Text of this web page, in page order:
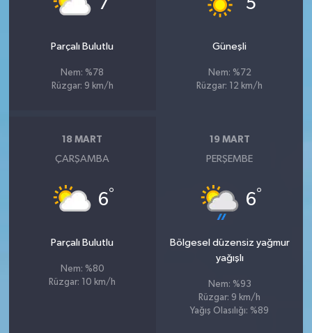
7
Parçalı Bulutlu
Nem: %78
Rüzgar: 9 km/h
5
Güneşli
Nem: %72
Rüzgar: 12 km/h
18 MART
ÇARŞAMBA
6°
Parçalı Bulutlu
Nem: %80
Rüzgar: 10 km/h
19 MART
PERŞEMBE
6°
Bölgesel düzensiz yağmur
yağışlı
Nem: %93
Rüzgar: 9 km/h
Yağış Olasılığı: %89